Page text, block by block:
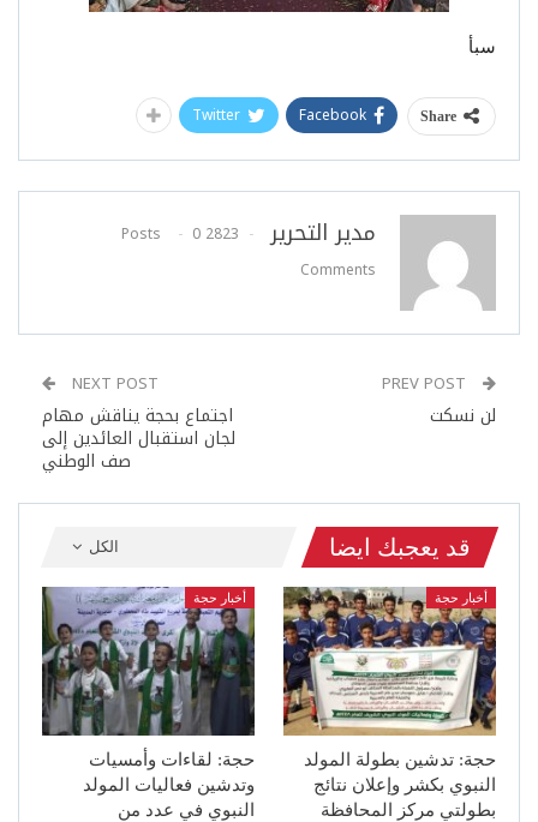
سبأ
Share
Facebook
Twitter
مدير التحرير 2823 Posts
0
Comments
لن نسكت
NEXT POST
اجتماع بحجة يناقش مهام
لجان استقبال العائدين إلى
صف الوطني
الكل قد يعجبك ايضا
أخبار حجة
حجة: تدشين بطولة المولد
النبوي بكشر وإعلان نتائج
بطولتي مركز المحافظة
أخبار حجة
حجة: لقاءات وأمسيات
وتدشين فعاليات المولد
النبوي في عدد من